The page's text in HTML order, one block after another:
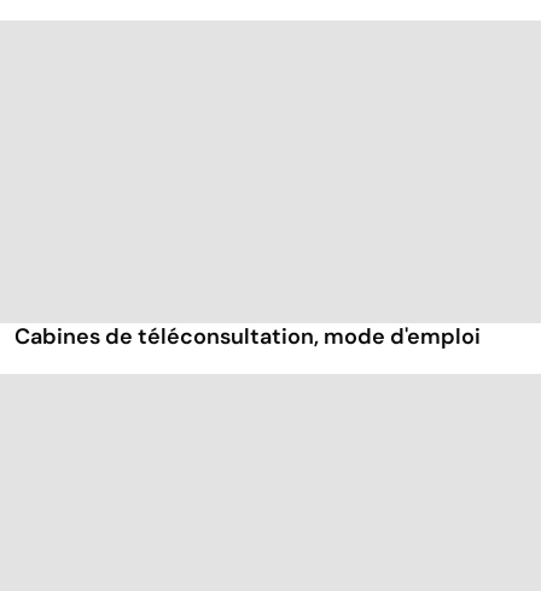
Cabines de téléconsultation, mode d'emploi